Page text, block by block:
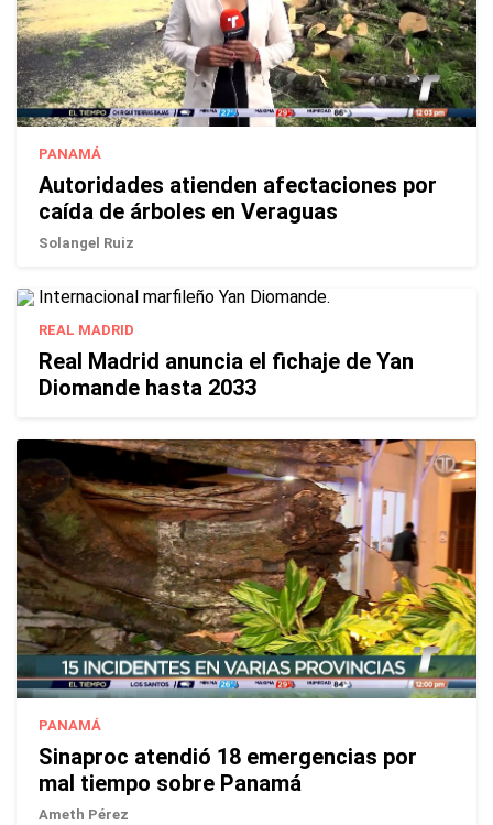
PANAMÁ
Autoridades atienden afectaciones por
caída de árboles en Veraguas
Solangel Ruiz
REAL MADRID
Real Madrid anuncia el fichaje de Yan
Diomande hasta 2033
PANAMÁ
Sinaproc atendió 18 emergencias por
mal tiempo sobre Panamá
Ameth Pérez